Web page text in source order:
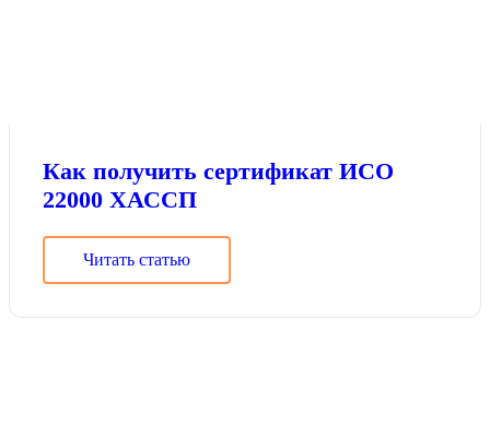
Как получить сертификат ИСО
22000 ХАССП
Читать статью